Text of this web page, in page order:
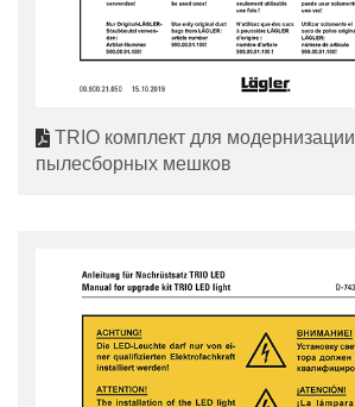
TRIO комплект для модернизации
пылесборных мешков